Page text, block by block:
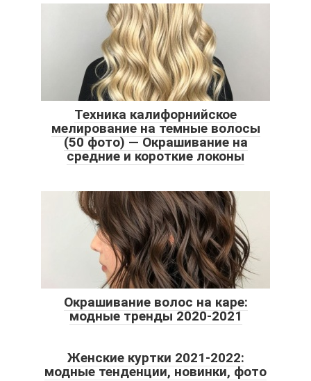
Техника калифорнийское
мелирование на темные волосы
(50 фото) — Окрашивание на
средние и короткие локоны
Окрашивание волос на каре:
модные тренды 2020-2021
Женские куртки 2021-2022:
модные тенденции, новинки, фото